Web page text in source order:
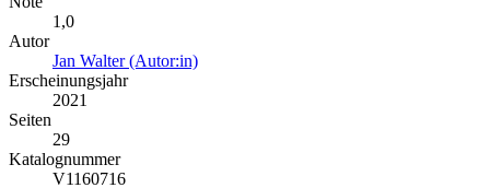
1,0
Autor
Jan Walter (Autor:in)
Erscheinungsjahr
2021
Seiten
29
Katalognummer
V1160716